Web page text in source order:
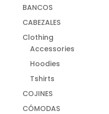
BANCOS
CABEZALES
Clothing
Accessories
Hoodies
Tshirts
COJINES
CÓMODAS